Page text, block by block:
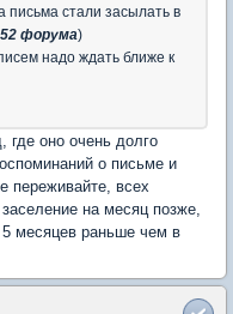
письма стали засылать в
форума)
надо ждать ближе к
где оно очень долго
о письме и
переживайте, всех
на месяц позже,
месяцев раньше чем в